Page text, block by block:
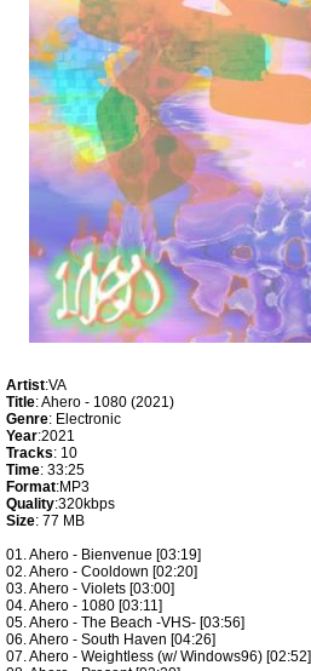
Artist:VA
Title: Ahero - 1080 (2021)
Genre: Electronic
Year:2021
Tracks: 10
Time: 33:25
Format:MP3
Quality:320kbps
Size: 77 MB
01. Ahero - Bienvenue [03:19]
02. Ahero - Cooldown [02:20]
03. Ahero - Violets [03:00]
04. Ahero - 1080 [03:11]
05. Ahero - The Beach -VHS- [03:56]
06. Ahero - South Haven [04:26]
07. Ahero - Weightless (w/ Windows96) [02:52]